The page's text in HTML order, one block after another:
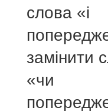
слова «і
замінити
«чи